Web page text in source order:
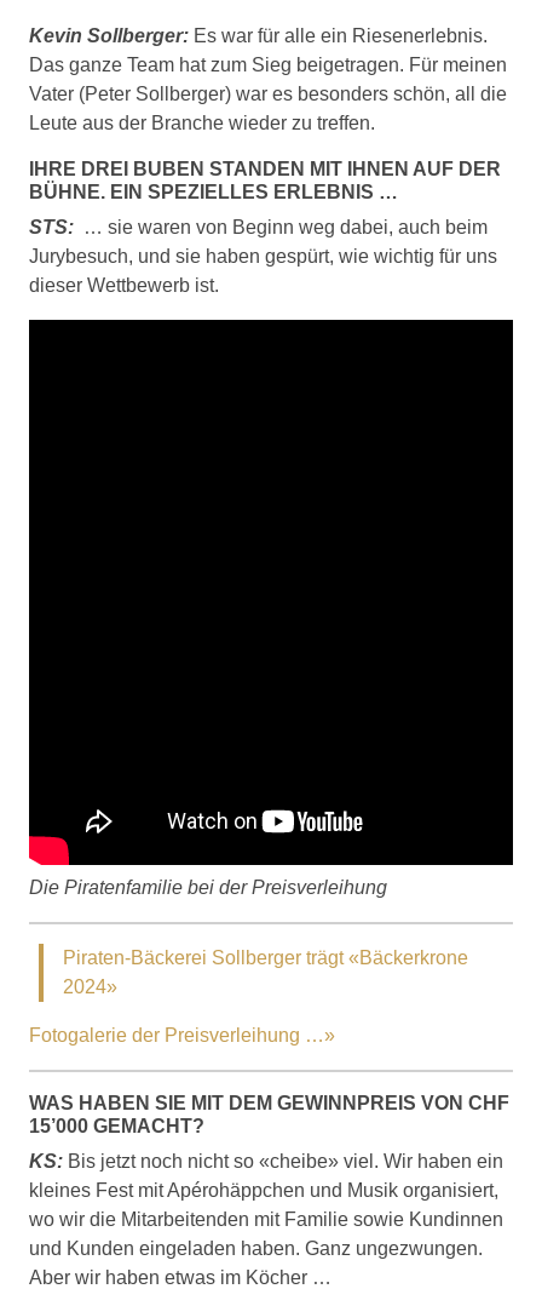
Kevin Sollberger: Es war für alle ein Riesenerlebnis.
Das ganze Team hat zum Sieg beigetragen. Für meinen
Vater (Peter Sollberger) war es besonders schön, all die
Leute aus der Branche wieder zu treffen.
IHRE DREI BUBEN STANDEN MIT IHNEN AUF DER
BÜHNE. EIN SPEZIELLES ERLEBNIS …
STS: … sie waren von Beginn weg dabei, auch beim
Jurybesuch, und sie haben gespürt, wie wichtig für uns
dieser Wettbewerb ist.
Die Piratenfamilie bei der Preisverleihung
Piraten-Bäckerei Sollberger trägt «Bäckerkrone
2024»
Fotogalerie der Preisverleihung …»
WAS HABEN SIE MIT DEM GEWINNPREIS VON CHF
15’000 GEMACHT?
KS: Bis jetzt noch nicht so «cheibe» viel. Wir haben ein
kleines Fest mit Apérohäppchen und Musik organisiert,
wo wir die Mitarbeitenden mit Familie sowie Kundinnen
und Kunden eingeladen haben. Ganz ungezwungen.
Aber wir haben etwas im Köcher …